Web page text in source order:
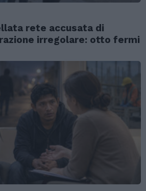
rete accusata di
irregolare: otto fermi